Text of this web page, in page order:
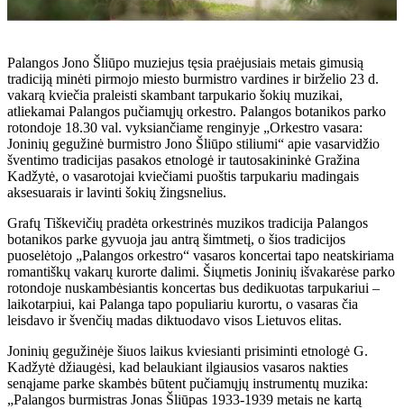
Palangos Jono Šliūpo muziejus tęsia praėjusiais metais gimusią
tradiciją minėti pirmojo miesto burmistro vardines ir birželio 23 d.
vakarą kviečia praleisti skambant tarpukario šokių muzikai,
atliekamai Palangos pučiamųjų orkestro. Palangos botanikos parko
rotondoje 18.30 val. vyksiančiame renginyje „Orkestro vasara:
Joninių gegužinė burmistro Jono Šliūpo stiliumi“ apie vasarvidžio
šventimo tradicijas pasakos etnologė ir tautosakininkė Gražina
Kadžytė, o vasarotojai kviečiami puoštis tarpukariu madingais
aksesuarais ir lavinti šokių žingsnelius.
Grafų Tiškevičių pradėta orkestrinės muzikos tradicija Palangos
botanikos parke gyvuoja jau antrą šimtmetį, o šios tradicijos
puoselėtojo „Palangos orkestro“ vasaros koncertai tapo neatskiriama
romantiškų vakarų kurorte dalimi. Šiųmetis Joninių išvakarėse parko
rotondoje nuskambėsiantis koncertas bus dedikuotas tarpukariui –
laikotarpiui, kai Palanga tapo populiariu kurortu, o vasaras čia
leisdavo ir švenčių madas diktuodavo visos Lietuvos elitas.
Joninių gegužinėje šiuos laikus kviesianti prisiminti etnologė G.
Kadžytė džiaugėsi, kad belaukiant ilgiausios vasaros nakties
senąjame parke skambės būtent pučiamųjų instrumentų muzika:
„Palangos burmistras Jonas Šliūpas 1933-1939 metais ne kartą